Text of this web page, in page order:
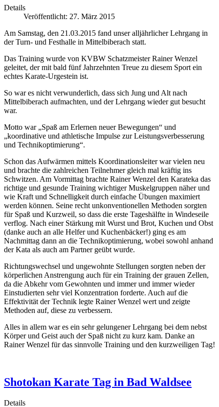
Details
Veröffentlicht: 27. März 2015
Am Samstag, den 21.03.2015 fand unser alljährlicher Lehrgang in
der Turn- und Festhalle in Mittelbiberach statt.
Das Training wurde von KVBW Schatzmeister Rainer Wenzel
geleitet, der mit bald fünf Jahrzehnten Treue zu diesem Sport ein
echtes Karate-Urgestein ist.
So war es nicht verwunderlich, dass sich Jung und Alt nach
Mittelbiberach aufmachten, und der Lehrgang wieder gut besucht
war.
Motto war „Spaß am Erlernen neuer Bewegungen“ und
„koordinative und athletische Impulse zur Leistungsverbesserung
und Technikoptimierung“.
Schon das Aufwärmen mittels Koordinationsleiter war vielen neu
und brachte die zahlreichen Teilnehmer gleich mal kräftig ins
Schwitzen. Am Vormittag brachte Rainer Wenzel den Karateka das
richtige und gesunde Training wichtiger Muskelgruppen näher und
wie Kraft und Schnelligkeit durch einfache Übungen maximiert
werden können. Seine recht unkonventionellen Methoden sorgten
für Spaß und Kurzweil, so dass die erste Tageshälfte in Windeseile
verflog. Nach einer Stärkung mit Wurst und Brot, Kuchen und Obst
(danke auch an alle Helfer und Kuchenbäcker!) ging es am
Nachmittag dann an die Technikoptimierung, wobei sowohl anhand
der Kata als auch am Partner geübt wurde.
Richtungswechsel und ungewohnte Stellungen sorgten neben der
körperlichen Anstrengung auch für ein Training der grauen Zellen,
da die Abkehr vom Gewohnten und immer und immer wieder
Einstudierten sehr viel Konzentration forderte. Auch auf die
Effektivität der Technik legte Rainer Wenzel wert und zeigte
Methoden auf, diese zu verbessern.
Alles in allem war es ein sehr gelungener Lehrgang bei dem nebst
Körper und Geist auch der Spaß nicht zu kurz kam. Danke an
Rainer Wenzel für das sinnvolle Training und den kurzweiligen Tag!
Shotokan Karate Tag in Bad Waldsee
Details